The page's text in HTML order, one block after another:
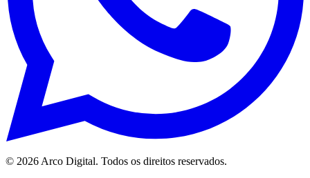
© 2026 Arco Digital. Todos os direitos reservados.